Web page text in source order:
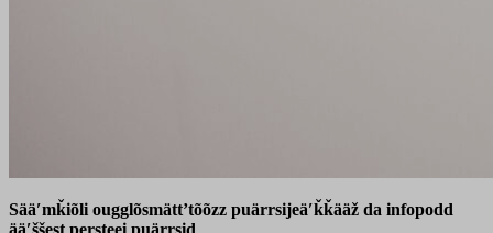
Sääʹmǩiõli ougglõsmättʼtõõzz puärrsijeäʹǩǩääž da infopodd